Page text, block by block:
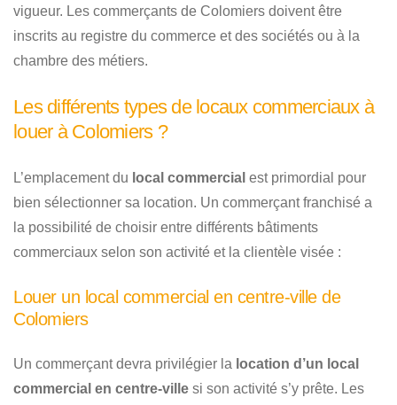
vigueur. Les commerçants de Colomiers doivent être
inscrits au registre du commerce et des sociétés ou à la
chambre des métiers.
Les différents types de locaux commerciaux à
louer à Colomiers ?
L’emplacement du local commercial est primordial pour
bien sélectionner sa location. Un commerçant franchisé a
la possibilité de choisir entre différents bâtiments
commerciaux selon son activité et la clientèle visée :
Louer un local commercial en centre-ville de
Colomiers
Un commerçant devra privilégier la location d’un local
commercial en centre-ville si son activité s’y prête. Les